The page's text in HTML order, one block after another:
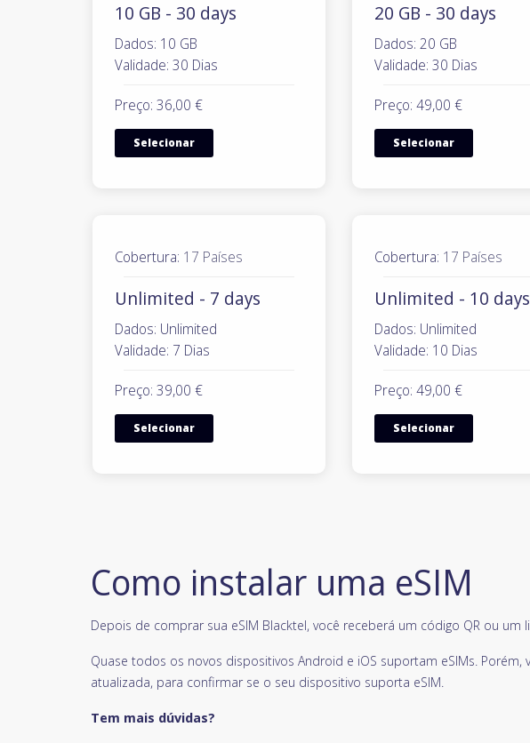
10 GB - 30 days
Dados: 10 GB
Validade: 30 Dias
Preço: 36,00 €
Selecionar
20 GB - 30 days
Dados: 20 GB
Validade: 30 Dias
Preço: 49,00 €
Selecionar
Cobertura: 17 Países
Unlimited - 7 days
Dados: Unlimited
Validade: 7 Dias
Preço: 39,00 €
Selecionar
Cobertura: 17 Países
Unlimited - 10 days
Dados: Unlimited
Validade: 10 Dias
Preço: 49,00 €
Selecionar
Como instalar uma eSIM
Depois de comprar sua eSIM Blacktel, você receberá um código QR ou
Quase todos os novos dispositivos Android e iOS suportam eSIMs. Porém,
atualizada, para confirmar se o seu dispositivo suporta eSIM.
Tem mais dúvidas?